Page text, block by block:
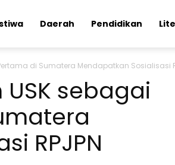
Daerah Pendidikan
di Sumatera Mendapatkan Sosialisasi
sebagai
RPJPN